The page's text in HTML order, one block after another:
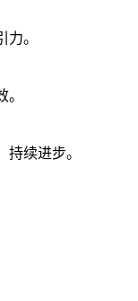
。
续进步。